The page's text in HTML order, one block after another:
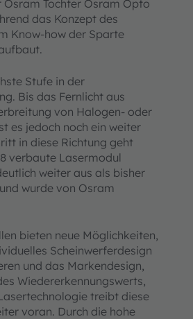
Tochter Osram Opto
das Konzept des
Know-how der Sparte
Stufe in der
Bis das Fernlicht aus
von Halogen- oder
es jedoch noch ein weiter
in diese Richtung geht
verbaute Lasermodul
weiter aus als bisher
wurde von Osram
bieten neue Möglichkeiten,
Scheinwerferdesign
und das Markendesign,
Wiedererkennungswerts,
treibt diese
voran. Durch die hohe